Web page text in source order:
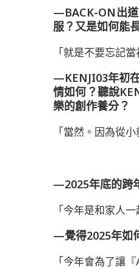
—BACK-ON出
服？又是如何能
「就是不要忘記
—KENJI03年初
情如何？聽說
樂的創作養分？
「當然。因為從
—2025年底的跨
「今年是和家人
—覺得2025年如
「今年會為了讓